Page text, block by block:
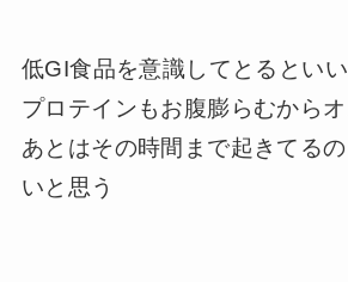
低GI食品を意識してとるといい
プロテインもお腹膨らむから
あとはその時間まで起きてる
いと思う